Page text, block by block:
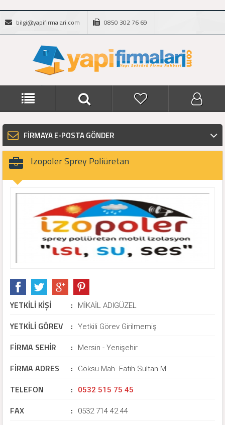
bilgi@yapifirmalari.com 0850 302 76 69
FİRMAYA E-POSTA GÖNDER
Izopoler Sprey Poliüretan
YETKİLİ KİŞİ : MİKAİL ADIGÜZEL
YETKİLİ GÖREV : Yetkili Görev Girilmemiş
FİRMA SEHİR : Mersin - Yenişehir
FİRMA ADRES : Göksu Mah. Fatih Sultan M..
TELEFON : 0532 515 75 45
FAX : 0532 714 42 44